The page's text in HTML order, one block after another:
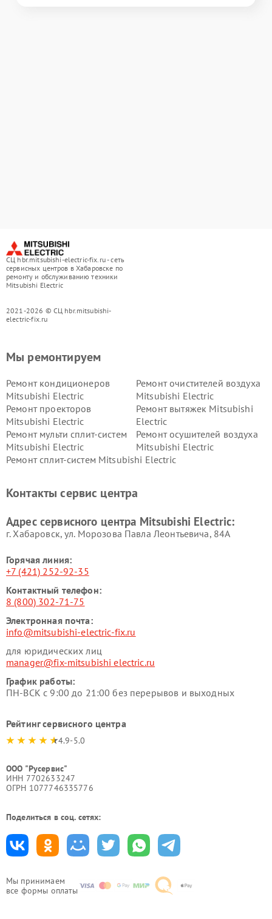
СЦ hbr.mitsubishi-electric-fix.ru - сеть
сервисных центров в Хабаровске по
ремонту и обслуживанию техники
Mitsubishi Electric
2021-2026 © СЦ hbr.mitsubishi-
electric-fix.ru
Мы принимаем
все формы оплаты
Мы ремонтируем
Ремонт кондиционеров
Mitsubishi Electric
Ремонт очистителей воздуха
Mitsubishi Electric
Ремонт проекторов
Mitsubishi Electric
Ремонт вытяжек Mitsubishi
Electric
Ремонт мульти сплит-систем
Mitsubishi Electric
Ремонт осушителей воздуха
Mitsubishi Electric
Ремонт сплит-систем Mitsubishi Electric
Контакты сервис центра
Адрес сервисного центра Mitsubishi Electric:
г. Хабаровск, ул. Морозова Павла Леонтьевича, 84А
Горячая линия:
+7 (421) 252-92-35
Контактный телефон:
8 (800) 302-71-75
Электронная почта:
info@mitsubishi-electric-fix.ru
для юридических лиц
manager@fix-mitsubishi electric.ru
График работы:
ПН-ВСК с 9:00 до 21:00 без перерывов и выходных
Рейтинг сервисного центра
4.9-5.0
ООО "Русервис"
ИНН 7702633247
ОГРН 1077746335776
Поделиться в соц. сетях: